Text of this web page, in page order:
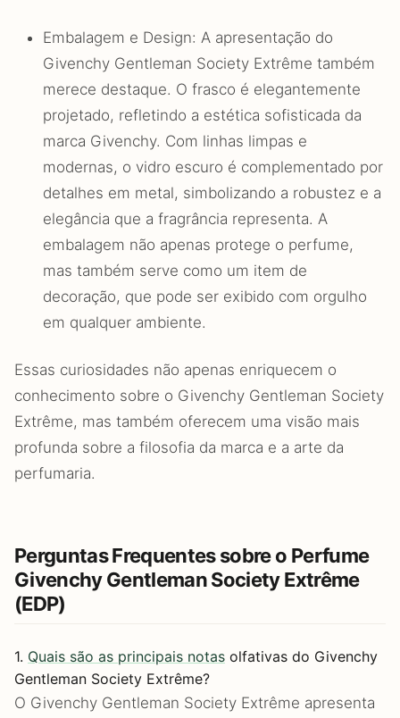
Embalagem e Design: A apresentação do
Givenchy Gentleman Society Extrême também
merece destaque. O frasco é elegantemente
projetado, refletindo a estética sofisticada da
marca Givenchy. Com linhas limpas e
modernas, o vidro escuro é complementado por
detalhes em metal, simbolizando a robustez e a
elegância que a fragrância representa. A
embalagem não apenas protege o perfume,
mas também serve como um item de
decoração, que pode ser exibido com orgulho
em qualquer ambiente.
Essas curiosidades não apenas enriquecem o
conhecimento sobre o Givenchy Gentleman Society
Extrême, mas também oferecem uma visão mais
profunda sobre a filosofia da marca e a arte da
perfumaria.
Perguntas Frequentes sobre o Perfume
Givenchy Gentleman Society Extrême
(EDP)
1. Quais são as principais notas olfativas do Givenchy
Gentleman Society Extrême?
O Givenchy Gentleman Society Extrême apresenta